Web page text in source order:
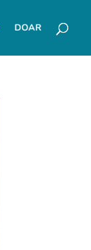
DOAR